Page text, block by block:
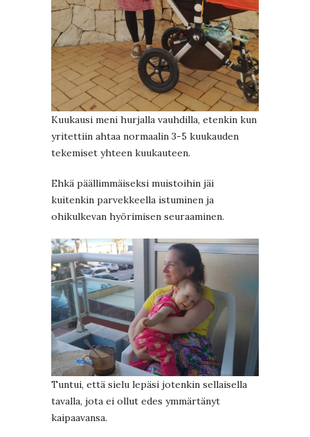
Kuukausi meni hurjalla vauhdilla, etenkin kun
yritettiin ahtaa normaalin 3-5 kuukauden
tekemiset yhteen kuukauteen.
Ehkä päällimmäiseksi muistoihin jäi
kuitenkin parvekkeella istuminen ja
ohikulkevan hyörimisen seuraaminen.
Tuntui, että sielu lepäsi jotenkin sellaisella
tavalla, jota ei ollut edes ymmärtänyt
kaipaavansa.